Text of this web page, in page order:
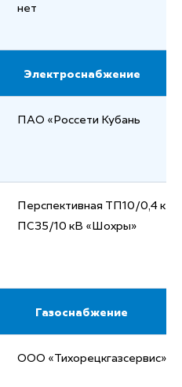
нет
Электроснабжение
ПАО «Россети Кубань
Перспективная ТП10/0,4 кВ,
ПС35/10 кВ «Шохры»
Газоснабжение
ООО «Тихорецкгазсервис»